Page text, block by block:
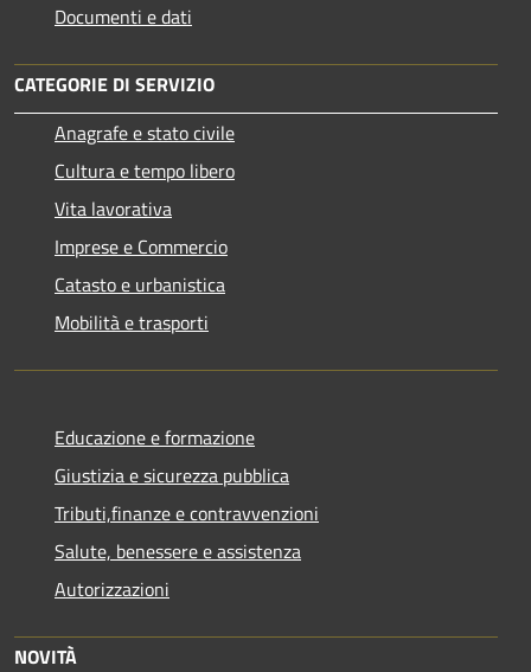
Documenti e dati
CATEGORIE DI SERVIZIO
Anagrafe e stato civile
Cultura e tempo libero
Vita lavorativa
Imprese e Commercio
Catasto e urbanistica
Mobilità e trasporti
Educazione e formazione
Giustizia e sicurezza pubblica
Tributi,finanze e contravvenzioni
Salute, benessere e assistenza
Autorizzazioni
NOVITÀ